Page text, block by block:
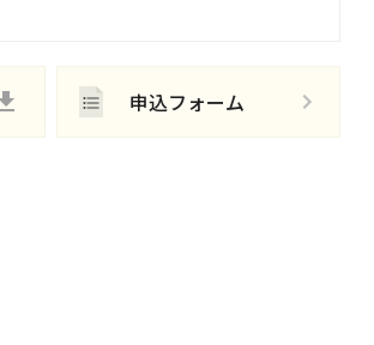
申込フォーム